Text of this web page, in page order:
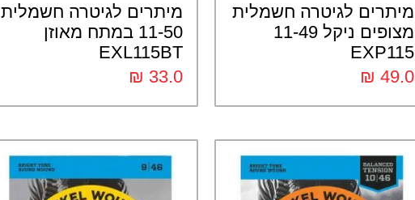
מיתרים לגיטרה חשמלית
מצופים ניקל 11-49
EXP115
₪ 49.0
מיתרים לגיטרה חשמלית
11-50 במתח מאוזן
EXL115BT
₪ 33.0